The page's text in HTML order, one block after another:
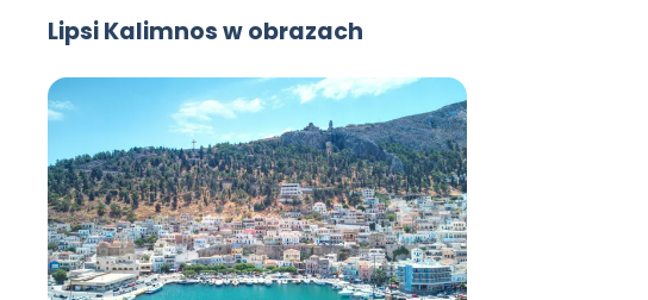
Lipsi Kalimnos w obrazach